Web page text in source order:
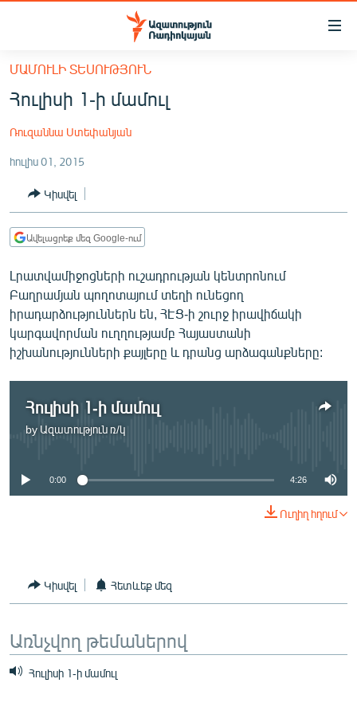
Մատչելիության
հիմնական
բովանդակությանը
հիմնական
մենյուին
ՀԱՅԱՍՏԱՆ
ՔԱՂԱՔԱԿԱՆ
ԸՆՏՐՈՒԹՅՈՒՆՆԵՐ 2026
ԻՐԱՎՈՒՆՔ
ՀԱՍԱՐԱԿՈՒԹՅՈՒՆ
ՂԱՐԱԲԱՂ
ՊԱՏԵՐԱԶՄԻ 6 ՇԱԲԱԹՆԵՐԸ
ՏԱՐԱԾԱՇՐՋԱՆ
ՄՇԱԿՈՒՅԹ
ՍՊՈՐՏ
ՏՏ ԵՒ ԻՆՏԵՐՆԵՏ
ԲԱՆԱՎԵՃ
ՓՈԴՔԱՍԹ
ՄԱՄՈՒԼԻ ՏԵՍՈՒԹՅՈՒՆ
Հուլիսի 1-ի մամուլ
Ռուզաննա Ստեփանյան
հուլիս 01, 2015
Կիսվել
Ավելացրեք մեզ Google-ում
Լրատվամիջոցների ուշադրության կենտրոնում
Բաղրամյան պողոտայում տեղի ունեցող
իրադարձություններն են, ՀԷՑ-ի շուրջ իրավիճակի
կարգավորման ուղղությամբ Հայաստանի
իշխանությունների քայլերը և դրանց արձագանքները:
Հուլիսի 1-ի մամուլ
by Ազատություն ռ/կ
No media source currently available
0:00 4:26
Ուղիղ հղում
Կիսվել Հետևեք մեզ
Առնչվող թեմաներով
Հուլիսի 1-ի մամուլ